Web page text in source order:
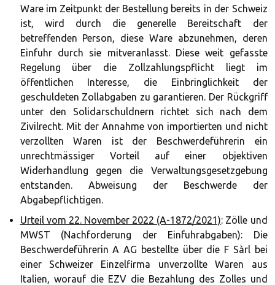
Ware im Zeitpunkt der Bestellung bereits in der Schweiz
ist, wird durch die generelle Bereitschaft der
betreffenden Person, diese Ware abzunehmen, deren
Einfuhr durch sie mitveranlasst. Diese weit gefasste
Regelung über die Zollzahlungspflicht liegt im
öffentlichen Interesse, die Einbringlichkeit der
geschuldeten Zollabgaben zu garantieren. Der Rückgriff
unter den Solidarschuldnern richtet sich nach dem
Zivilrecht. Mit der Annahme von importierten und nicht
verzollten Waren ist der Beschwerdeführerin ein
unrechtmässiger Vorteil auf einer objektiven
Widerhandlung gegen die Verwaltungsgesetzgebung
entstanden. Abweisung der Beschwerde der
Abgabepflichtigen.
Urteil vom 22. November 2022 (A-1872/2021): Zölle und
MWST (Nachforderung der Einfuhrabgaben): Die
Beschwerdeführerin A AG bestellte über die F Sàrl bei
einer Schweizer Einzelfirma unverzollte Waren aus
Italien, worauf die EZV die Bezahlung des Zolles und